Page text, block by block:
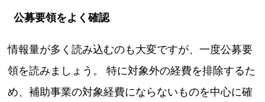
公募要領をよく確認
情報量が多く読み込むのも大変ですが、一度公募要
領を読みましょう。 特に対象外の経費を排除するた
め、補助事業の対象経費にならないものを中心に確